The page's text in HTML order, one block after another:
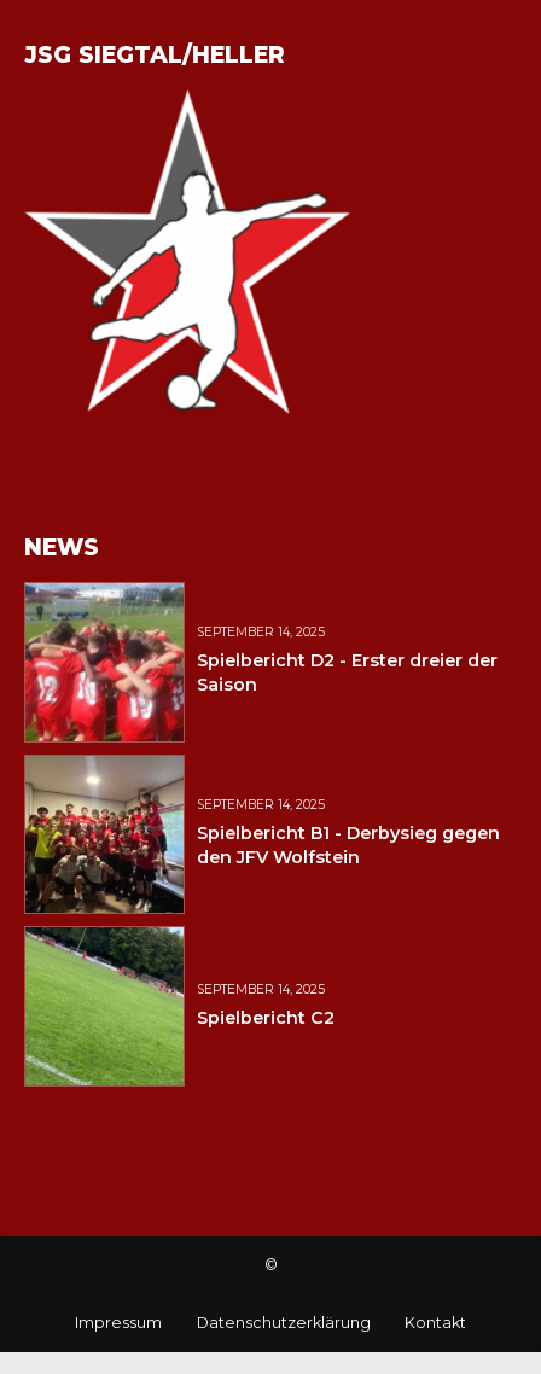
JSG SIEGTAL/HELLER
NEWS
SEPTEMBER 14, 2025
Spielbericht D2 - Erster dreier der
Saison
SEPTEMBER 14, 2025
Spielbericht B1 - Derbysieg gegen
den JFV Wolfstein
SEPTEMBER 14, 2025
Spielbericht C2
©
Impressum Datenschutzerklärung Kontakt